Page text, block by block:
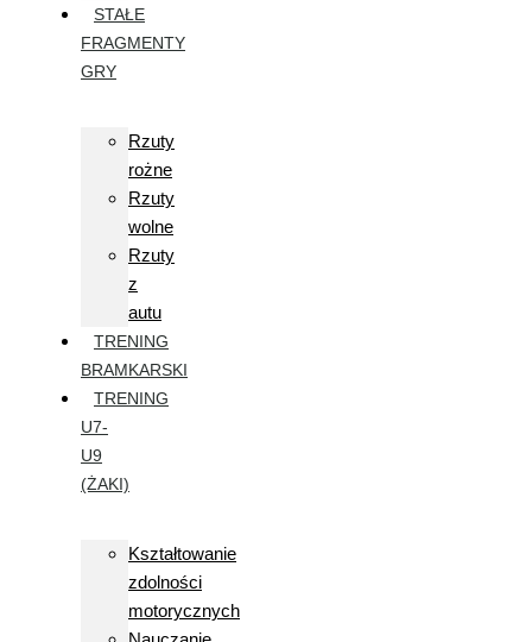
STAŁE
FRAGMENTY
GRY
Rzuty
rożne
Rzuty
wolne
Rzuty
z
autu
TRENING
BRAMKARSKI
TRENING
U7-
U9
(ŻAKI)
Kształtowanie
zdolności
motorycznych